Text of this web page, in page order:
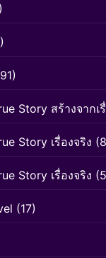
Story สร้างจากเ
Story เรื่องจริง
Story เรื่องจริง
(17)